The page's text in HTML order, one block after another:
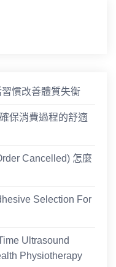
慣改善體質失衡
保消費過程的舒適
Cancelled) 怎麼
Selection For
Ultrasound
Physiotherapy